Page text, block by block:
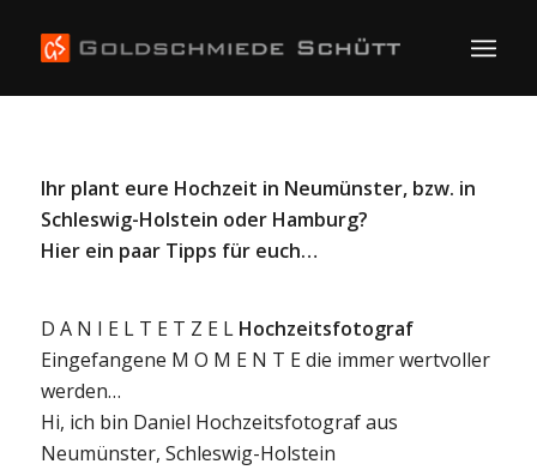
Ihr plant eure Hochzeit in Neumünster, bzw. in
Schleswig-Holstein oder Hamburg?
Hier ein paar Tipps für euch…
D A N I E L T E T Z E L Hochzeitsfotograf
Eingefangene M O M E N T E die immer wertvoller
werden…
Hi, ich bin Daniel Hochzeitsfotograf aus
Neumünster, Schleswig-Holstein